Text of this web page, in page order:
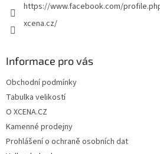
https://www.facebook.com/
xcena.cz/
Informace pro vás
Obchodní podmínky
Tabulka velikostí
O XCENA.CZ
Kamenné prodejny
Prohlášení o ochraně osobních dat